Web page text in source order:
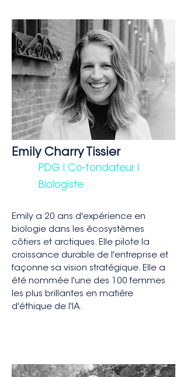
Emily Charry Tissier
PDG I Co-fondateur I
Biologiste
Emily a 20 ans d'expérience en
biologie dans les écosystèmes
côtiers et arctiques. Elle pilote la
croissance durable de l'entreprise et
façonne sa vision stratégique. Elle a
été nommée l'une des 100 femmes
les plus brillantes en matière
d'éthique de l'IA.